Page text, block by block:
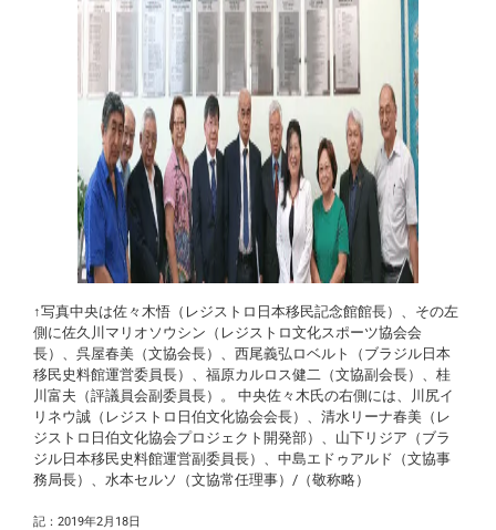
↑写真中央は佐々木悟（レジストロ日本移民記念館館長）、その左
側に佐久川マリオソウシン（レジストロ文化スポーツ協会会
長）、呉屋春美（文協会長）、西尾義弘ロベルト（ブラジル日本
移民史料館運営委員長）、福原カルロス健二（文協副会長）、桂
川富夫（評議員会副委員長）。 中央佐々木氏の右側には、川尻イ
リネウ誠（レジストロ日伯文化協会会長）、清水リーナ春美（レ
ジストロ日伯文化協会プロジェクト開発部）、山下リジア（ブラ
ジル日本移民史料館運営副委員長）、中島エドゥアルド（文協事
務局長）、水本セルソ（文協常任理事）/（敬称略）
記：2019年2月18日